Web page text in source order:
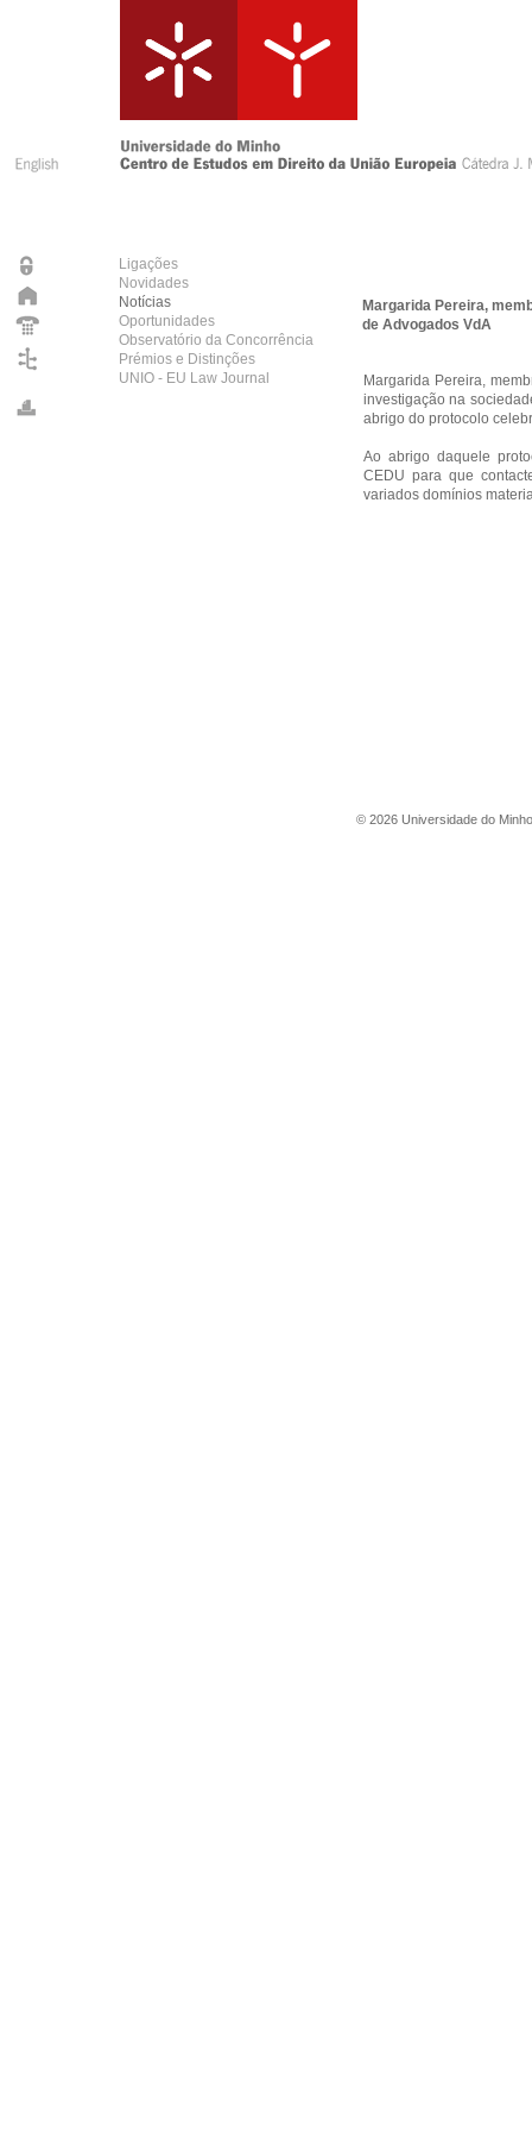
Ligações
Novidades
Notícias
Oportunidades
Observatório da Concorrência
Prémios e Distinções
UNIO - EU Law Journal
Margarida Pereira,
de Advogados VdA
Margarida Pereira,
investigação na
abrigo do protocolo
Ao abrigo daquele
CEDU para que
variados domínios
© 2026 Universidade do